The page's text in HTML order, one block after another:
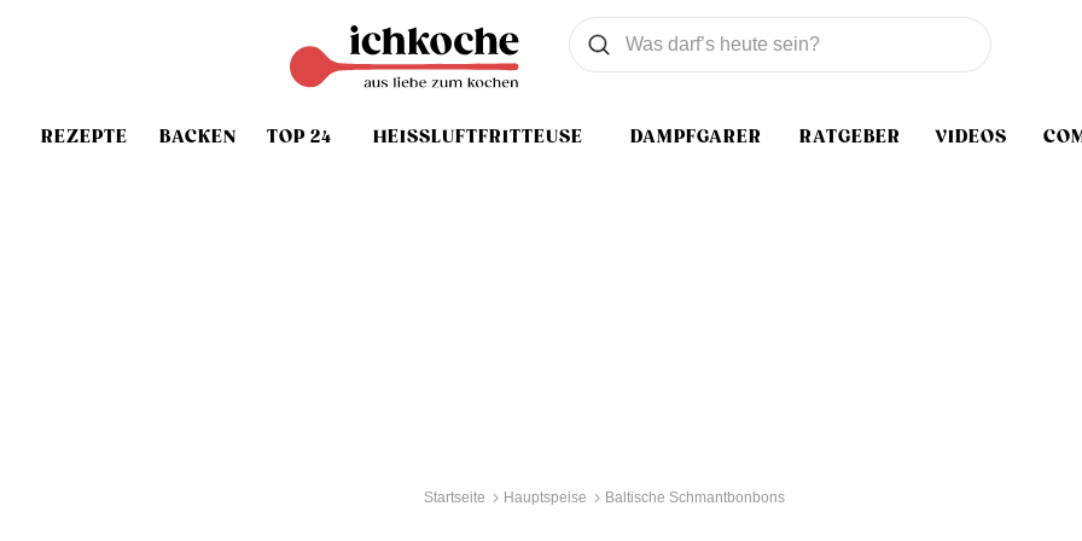
REZEPTE BACKEN TOP 24 HEISSLUFTFRITTEUSE DAMPFGARER RATGEBER VIDEOS
Was wollen Sie suchen
Suchen
Startseite Hauptspeise Baltische Schmantbonbons